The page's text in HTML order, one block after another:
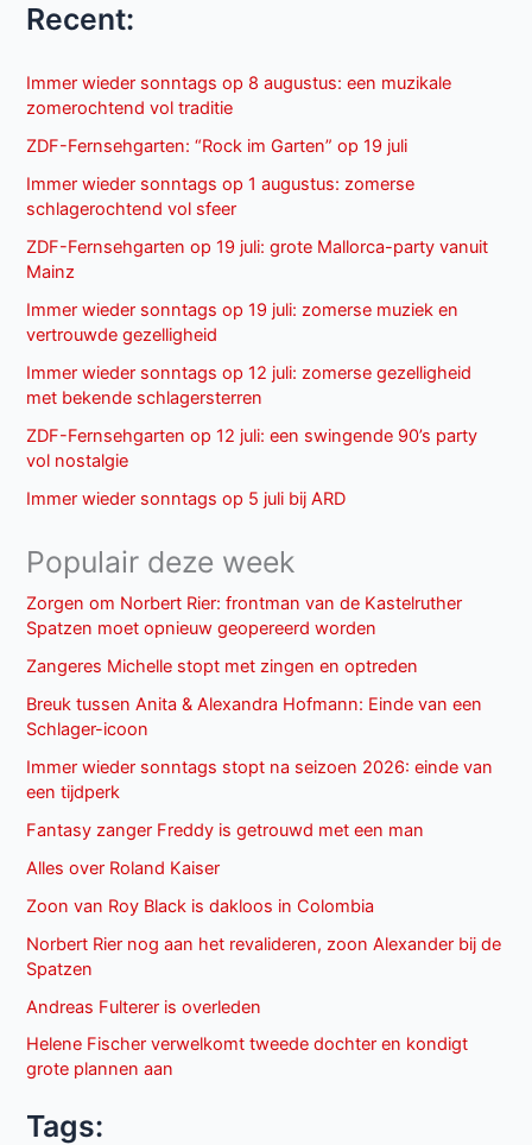
Recent:
Immer wieder sonntags op 8 augustus: een muzikale
zomerochtend vol traditie
ZDF-Fernsehgarten: “Rock im Garten” op 19 juli
Immer wieder sonntags op 1 augustus: zomerse
schlagerochtend vol sfeer
ZDF-Fernsehgarten op 19 juli: grote Mallorca-party vanuit
Mainz
Immer wieder sonntags op 19 juli: zomerse muziek en
vertrouwde gezelligheid
Immer wieder sonntags op 12 juli: zomerse gezelligheid
met bekende schlagersterren
ZDF-Fernsehgarten op 12 juli: een swingende 90’s party
vol nostalgie
Immer wieder sonntags op 5 juli bij ARD
Populair deze week
Zorgen om Norbert Rier: frontman van de Kastelruther
Spatzen moet opnieuw geopereerd worden
Zangeres Michelle stopt met zingen en optreden
Breuk tussen Anita & Alexandra Hofmann: Einde van een
Schlager-icoon
Immer wieder sonntags stopt na seizoen 2026: einde van
een tijdperk
Fantasy zanger Freddy is getrouwd met een man
Alles over Roland Kaiser
Zoon van Roy Black is dakloos in Colombia
Norbert Rier nog aan het revalideren, zoon Alexander bij de
Spatzen
Andreas Fulterer is overleden
Helene Fischer verwelkomt tweede dochter en kondigt
grote plannen aan
Tags: